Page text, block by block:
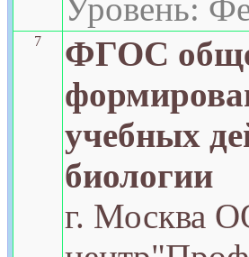
Уровень:
7
ФГОС
учебных
биологии
г. Москва